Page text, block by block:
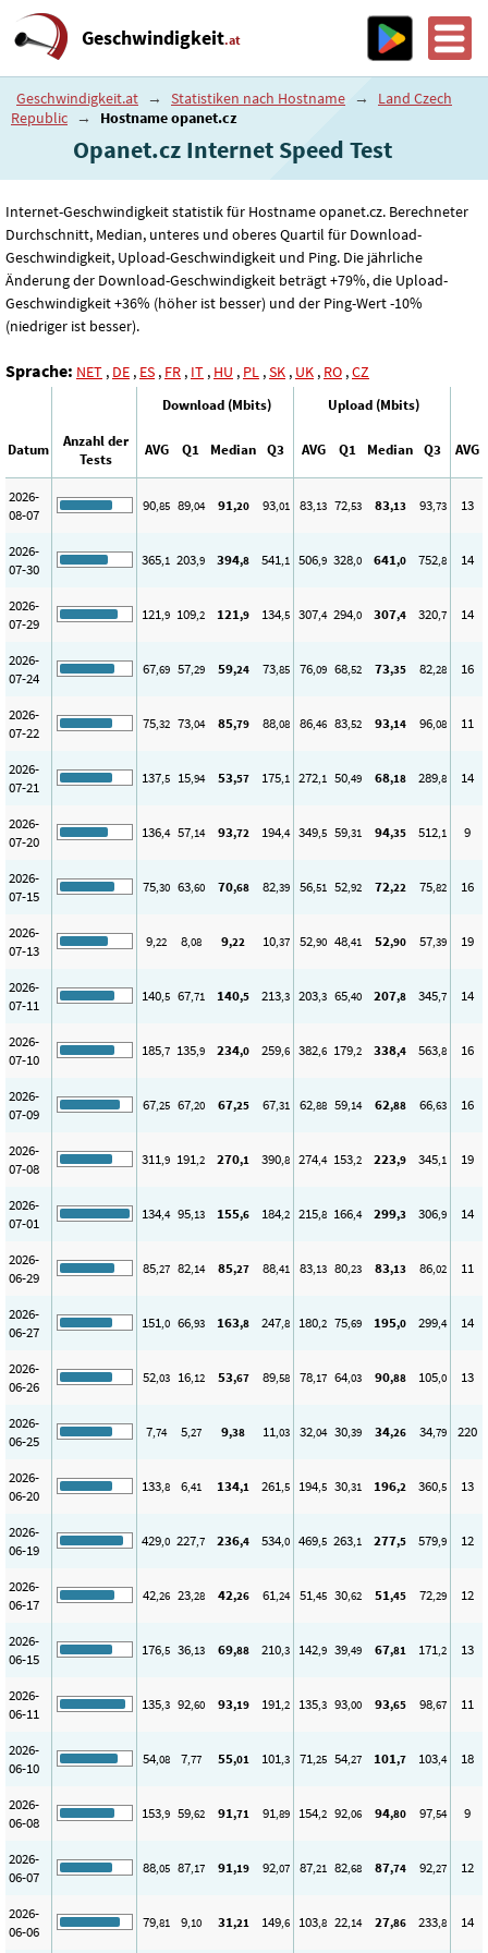
Geschwindigkeit.at
Geschwindigkeit.at → Statistiken nach Hostname →
Land Czech
Republic → Hostname opanet.cz
Opanet.cz Internet Speed ​​Test
Internet-Geschwindigkeit statistik für Hostname opanet.cz. Berechneter
Durchschnitt, Median, unteres und oberes Quartil für Download-
Geschwindigkeit, Upload-Geschwindigkeit und Ping. Die jährliche
Änderung der Download-Geschwindigkeit beträgt +79%, die Upload-
Geschwindigkeit +36% (höher ist besser) und der Ping-Wert -10%
(niedriger ist besser).
Sprache: NET , DE , ES , FR , IT , HU , PL ,SK , UK , RO ,CZ
Download (Mbits) Upload (Mbits)
Datum
Anzahl der
Tests
AVG Q1 Median Q3 AVG Q1 Median Q3 AVG
2026-
08-07
90,85 89,04 91,20 93,01 83,13 72,53 83,13 93,73 13
2026-
07-30
365,1 203,9 394,8 541,1 506,9 328,0 641,0 752,8 14
2026-
07-29
121,9 109,2 121,9 134,5 307,4 294,0 307,4 320,7 14
2026-
07-24
67,69 57,29 59,24 73,85 76,09 68,52 73,35 82,28 16
2026-
07-22
75,32 73,04 85,79 88,08 86,46 83,52 93,14 96,08 11
2026-
07-21
137,5 15,94 53,57 175,1 272,1 50,49 68,18 289,8 14
2026-
07-20
136,4 57,14 93,72 194,4 349,5 59,31 94,35 512,1 9
2026-
07-15
75,30 63,60 70,68 82,39 56,51 52,92 72,22 75,82 16
2026-
07-13
9,22 8,08 9,22 10,37 52,90 48,41 52,90 57,39 19
2026-
07-11
140,5 67,71 140,5 213,3 203,3 65,40 207,8 345,7 14
2026-
07-10
185,7 135,9 234,0 259,6 382,6 179,2 338,4 563,8 16
2026-
07-09
67,25 67,20 67,25 67,31 62,88 59,14 62,88 66,63 16
2026-
07-08
311,9 191,2 270,1 390,8 274,4 153,2 223,9 345,1 19
2026-
07-01
134,4 95,13 155,6 184,2 215,8 166,4 299,3 306,9 14
2026-
06-29
85,27 82,14 85,27 88,41 83,13 80,23 83,13 86,02 11
2026-
06-27
151,0 66,93 163,8 247,8 180,2 75,69 195,0 299,4 14
2026-
06-26
52,03 16,12 53,67 89,58 78,17 64,03 90,88 105,0 13
2026-
06-25
7,74 5,27 9,38 11,03 32,04 30,39 34,26 34,79 220
2026-
06-20
133,8 6,41 134,1 261,5 194,5 30,31 196,2 360,5 13
2026-
06-19
429,0 227,7 236,4 534,0 469,5 263,1 277,5 579,9 12
2026-
06-17
42,26 23,28 42,26 61,24 51,45 30,62 51,45 72,29 12
2026-
06-15
176,5 36,13 69,88 210,3 142,9 39,49 67,81 171,2 13
2026-
06-11
135,3 92,60 93,19 191,2 135,3 93,00 93,65 98,67 11
2026-
06-10
54,08 7,77 55,01 101,3 71,25 54,27 101,7 103,4 18
2026-
06-08
153,9 59,62 91,71 91,89 154,2 92,06 94,80 97,54 9
2026-
06-07
88,05 87,17 91,19 92,07 87,21 82,68 87,74 92,27 12
2026-
06-06
79,81 9,10 31,21 149,6 103,8 22,14 27,86 233,8 14